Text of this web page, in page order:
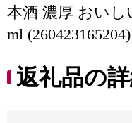
本酒 濃厚 おいし
ml (260423165204)
返礼品の